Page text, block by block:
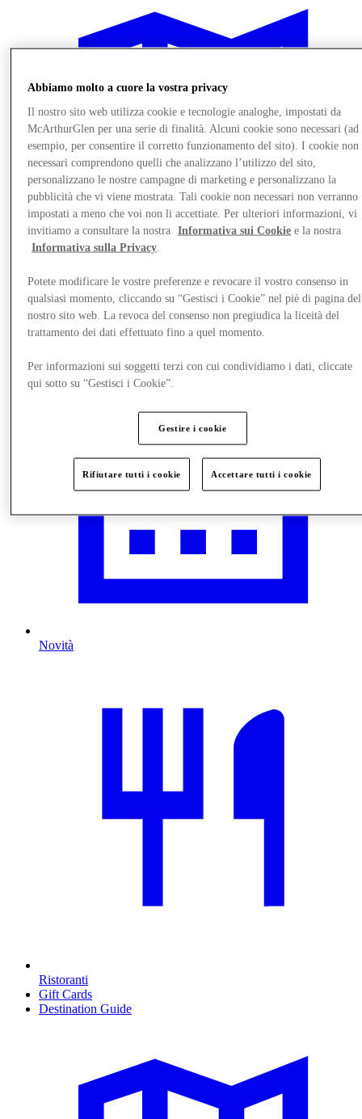
Vieni a trovarci
Servizi
Novità
Ristoranti
Gift Cards
Destination Guide
Abbiamo molto a cuore la vostra privacy
Il nostro sito web utilizza cookie e tecnologie analoghe, impostati da
McArthurGlen per una serie di finalità. Alcuni cookie sono necessari (ad
esempio, per consentire il corretto funzionamento del sito). I cookie non
necessari comprendono quelli che analizzano l’utilizzo del sito,
personalizzano le nostre campagne di marketing e personalizzano la
pubblicità che vi viene mostrata. Tali cookie non necessari non verranno
impostati a meno che voi non li accettiate. Per ulteriori informazioni, vi
invitiamo a consultare la nostra
Informativa sui Cookie e la nostra
Informativa sulla Privacy
Potete modificare le vostre preferenze e revocare il vostro consenso in
qualsiasi momento, cliccando su “Gestisci i Cookie” nel piè di pagina del
nostro sito web. La revoca del consenso non pregiudica la liceità del
trattamento dei dati effettuato fino a quel momento.
Per informazioni sui soggetti terzi con cui condividiamo i dati, cliccate
qui sotto su “Gestisci i Cookie”.
Gestire i cookie
Rifiutare tutti i cookie Accettare tutti i cookie